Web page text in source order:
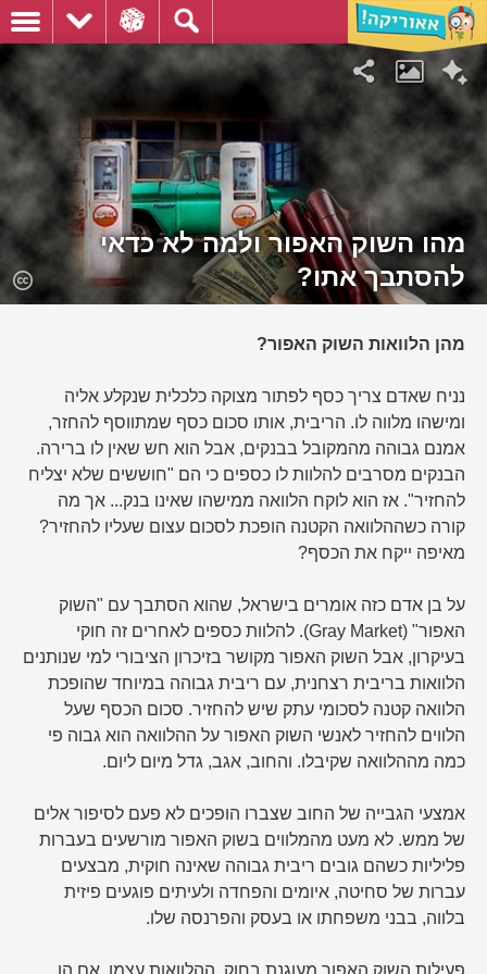
מהו השוק האפור ולמה לא כדאי
להסתבך אתו?
מהן הלוואות השוק האפור?
נניח שאדם צריך כסף לפתור מצוקה כלכלית שנקלע אליה
ומישהו מלווה לו. הריבית, אותו סכום כסף שמתווסף להחזר,
אמנם גבוהה מהמקובל בבנקים, אבל הוא חש שאין לו ברירה.
הבנקים מסרבים להלוות לו כספים כי הם "חוששים שלא יצליח
להחזיר". אז הוא לוקח הלוואה ממישהו שאינו בנק... אך מה
קורה כשההלוואה הקטנה הופכת לסכום עצום שעליו להחזיר?
מאיפה ייקח את הכסף?
על בן אדם כזה אומרים בישראל, שהוא הסתבך עם "השוק
האפור" (Gray Market). להלוות כספים לאחרים זה חוקי
בעיקרון, אבל השוק האפור מקושר בזיכרון הציבורי למי שנותנים
הלוואות בריבית רצחנית, עם ריבית גבוהה במיוחד שהופכת
הלוואה קטנה לסכומי עתק שיש להחזיר. סכום הכסף שעל
הלווים להחזיר לאנשי השוק האפור על ההלוואה הוא גבוה פי
כמה מההלוואה שקיבלו. והחוב, אגב, גדל מיום ליום.
אמצעי הגבייה של החוב שצברו הופכים לא פעם לסיפור אלים
של ממש. לא מעט מהמלווים בשוק האפור מורשעים בעברות
פליליות כשהם גובים ריבית גבוהה שאינה חוקית, מבצעים
עברות של סחיטה, איומים והפחדה ולעיתים פוגעים פיזית
בלווה, בבני משפחתו או בעסק והפרנסה שלו.
פעילות השוק האפור מעוגנת בחוק. ההלוואות עצמן, אם הן